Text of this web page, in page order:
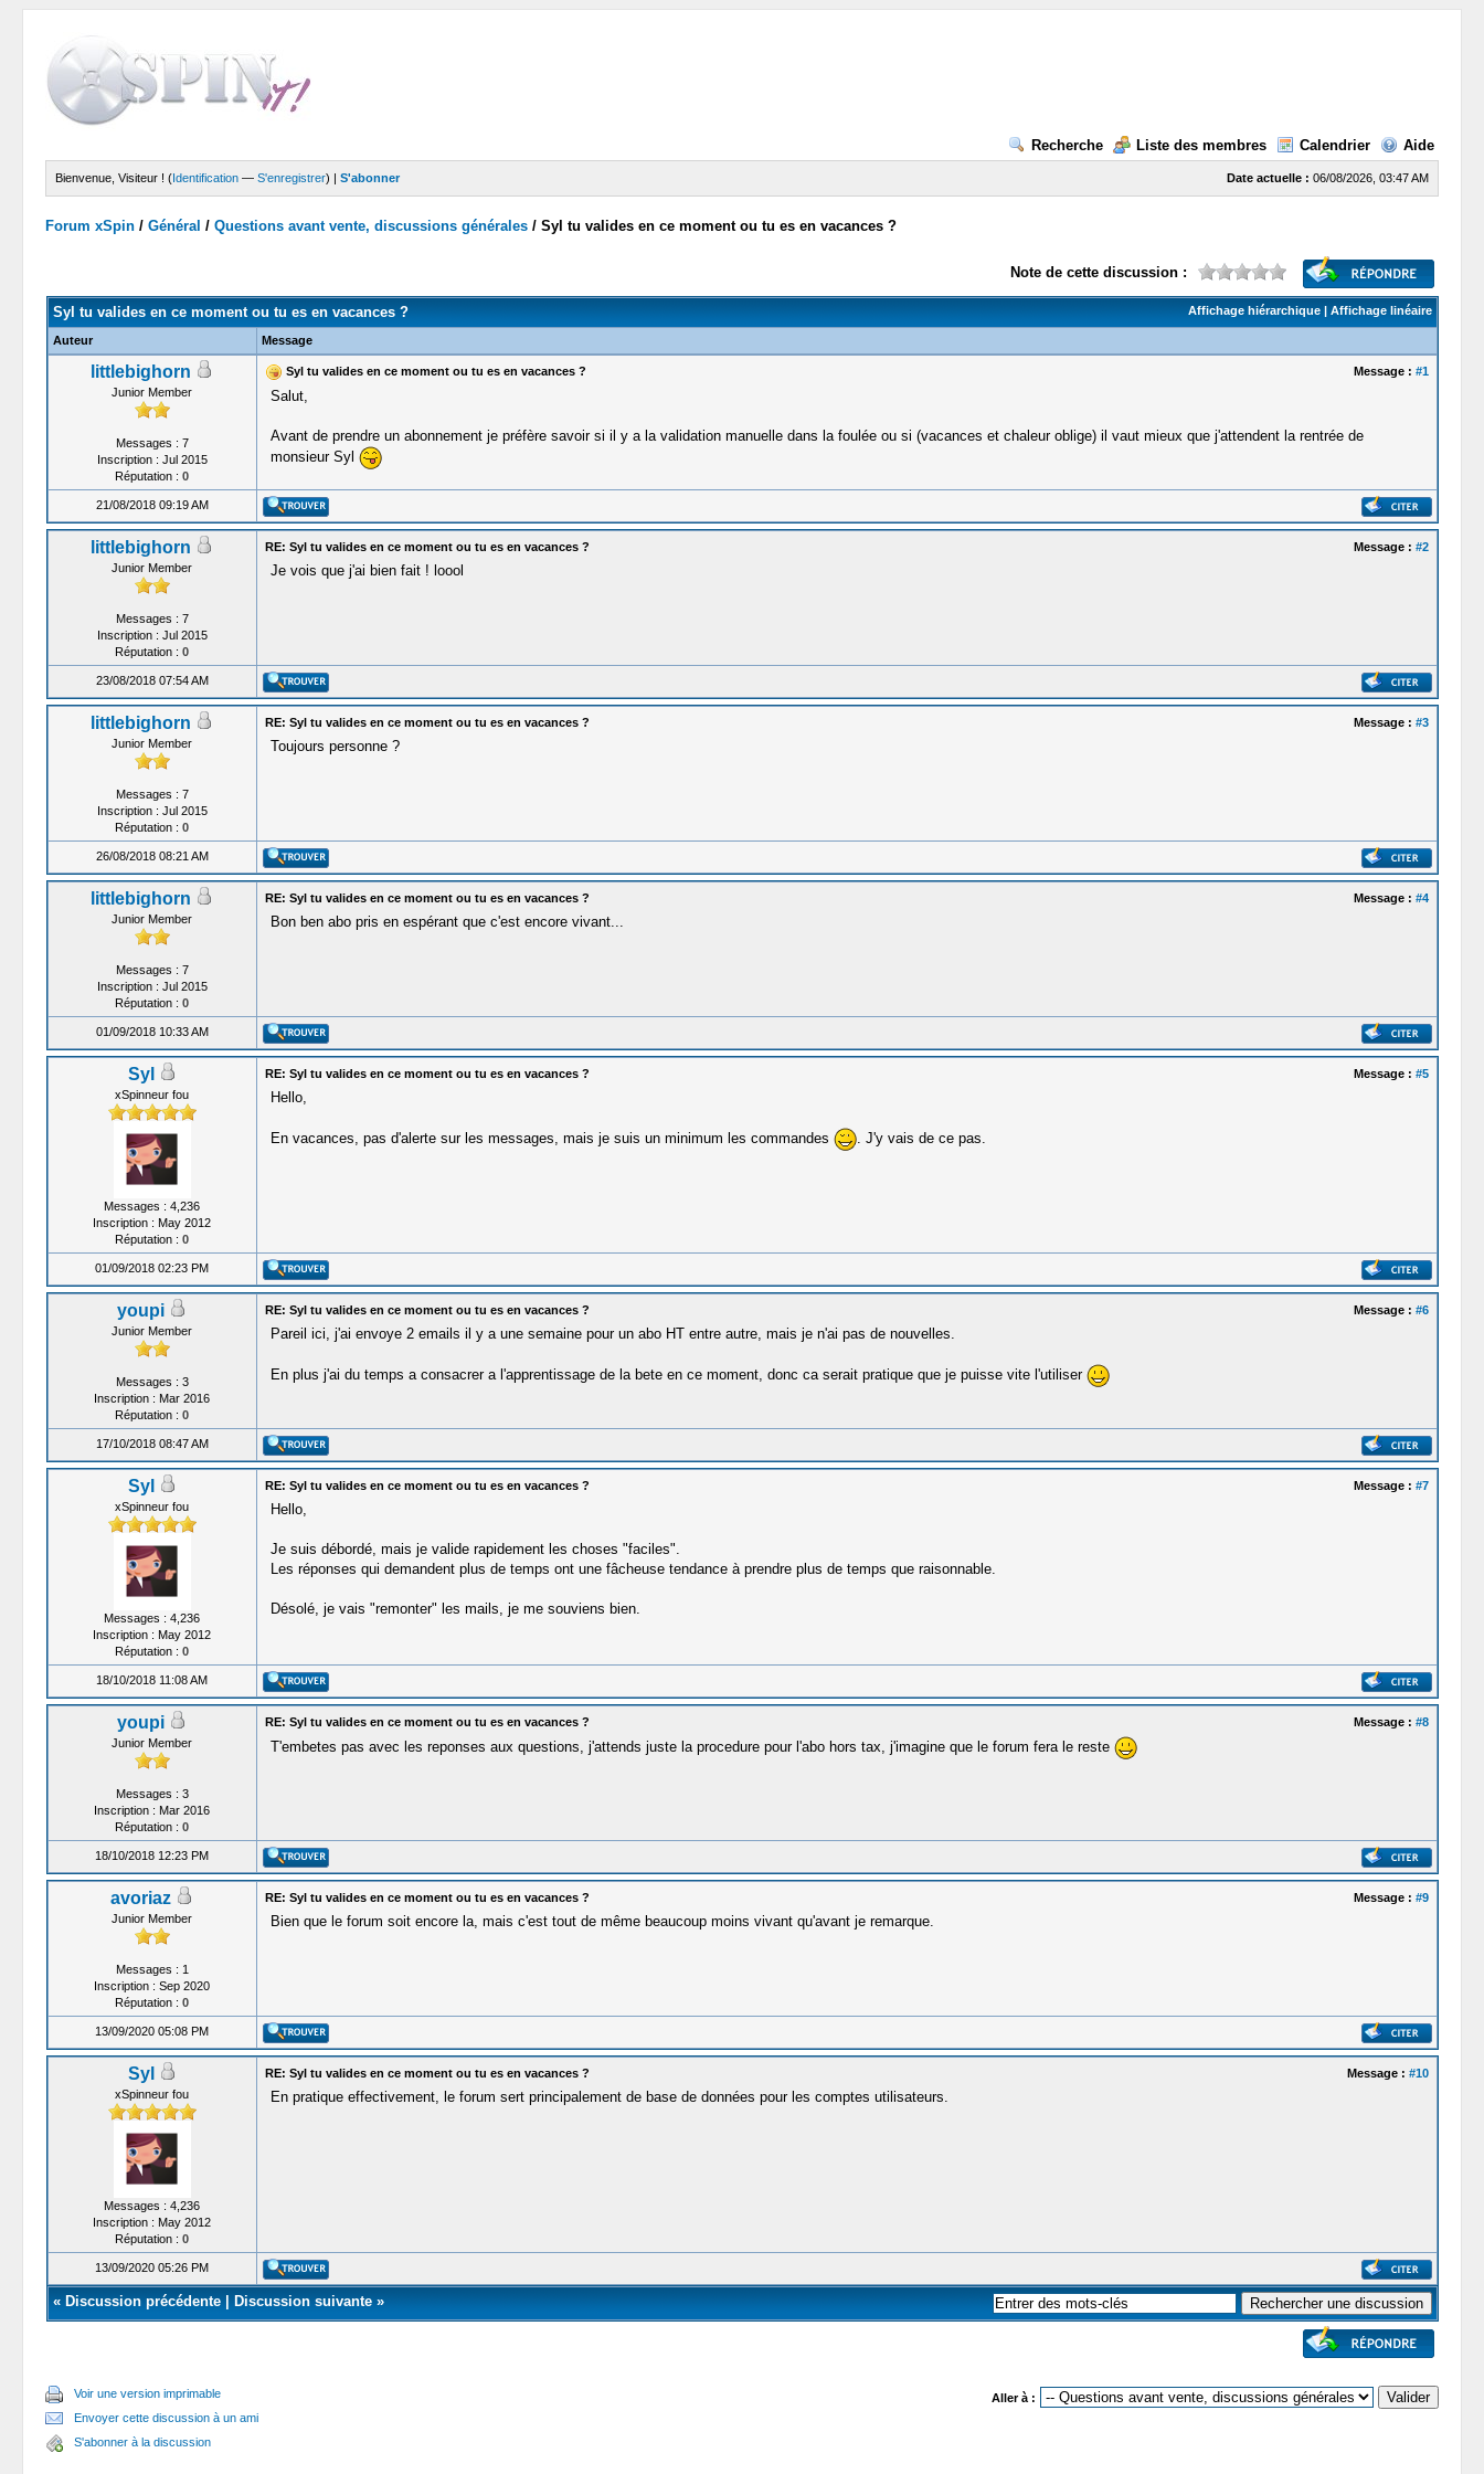
Recherche Liste des membres Calendrier Aide
Date actuelle : 06/08/2026, 03:47 AM
Bienvenue, Visiteur ! (Identification —S'enregistrer) |S'abonner
Forum xSpin /Général /Questions avant vente, discussions générales /Syl tu valides en ce moment ou tu es en vacances ?
Note de cette discussion :
Affichage hiérarchique| Affichage linéaire
Syl tu valides en ce moment ou tu es en vacances ?
Auteur Message
littlebighorn
Junior Member
Messages : 7
Inscription : Jul 2015
Réputation : 0
Message : #1
Syl tu valides en ce moment ou tu es en vacances ?
Salut,
Avant de prendre un abonnement je préfère savoir si il y a la validation manuelle dans la foulée ou si (vacances et chaleur oblige) il vaut mieux que j'attendent la rentrée de
monsieur Syl
21/08/2018 09:19 AM
littlebighorn
Junior Member
Messages : 7
Inscription : Jul 2015
Réputation : 0
Message : #2
RE: Syl tu valides en ce moment ou tu es en vacances ?
Je vois que j'ai bien fait ! loool
23/08/2018 07:54 AM
littlebighorn
Junior Member
Messages : 7
Inscription : Jul 2015
Réputation : 0
Message : #3
RE: Syl tu valides en ce moment ou tu es en vacances ?
Toujours personne ?
26/08/2018 08:21 AM
littlebighorn
Junior Member
Messages : 7
Inscription : Jul 2015
Réputation : 0
Message : #4
RE: Syl tu valides en ce moment ou tu es en vacances ?
Bon ben abo pris en espérant que c'est encore vivant...
01/09/2018 10:33 AM
Syl
xSpinneur fou
Messages : 4,236
Inscription : May 2012
Réputation : 0
Message : #5
RE: Syl tu valides en ce moment ou tu es en vacances ?
Hello,
En vacances, pas d'alerte sur les messages, mais je suis un minimum les commandes . J'y vais de ce pas.
01/09/2018 02:23 PM
youpi
Junior Member
Messages : 3
Inscription : Mar 2016
Réputation : 0
Message : #6
RE: Syl tu valides en ce moment ou tu es en vacances ?
Pareil ici, j'ai envoye 2 emails il y a une semaine pour un abo HT entre autre, mais je n'ai pas de nouvelles.
En plus j'ai du temps a consacrer a l'apprentissage de la bete en ce moment, donc ca serait pratique que je puisse vite l'utiliser
17/10/2018 08:47 AM
Syl
xSpinneur fou
Messages : 4,236
Inscription : May 2012
Réputation : 0
Message : #7
RE: Syl tu valides en ce moment ou tu es en vacances ?
Hello,
Je suis débordé, mais je valide rapidement les choses "faciles".
Les réponses qui demandent plus de temps ont une fâcheuse tendance à prendre plus de temps que raisonnable.
Désolé, je vais "remonter" les mails, je me souviens bien.
18/10/2018 11:08 AM
youpi
Junior Member
Messages : 3
Inscription : Mar 2016
Réputation : 0
Message : #8
RE: Syl tu valides en ce moment ou tu es en vacances ?
T'embetes pas avec les reponses aux questions, j'attends juste la procedure pour l'abo hors tax, j'imagine que le forum fera le reste
18/10/2018 12:23 PM
avoriaz
Junior Member
Messages : 1
Inscription : Sep 2020
Réputation : 0
Message : #9
RE: Syl tu valides en ce moment ou tu es en vacances ?
Bien que le forum soit encore la, mais c'est tout de même beaucoup moins vivant qu'avant je remarque.
13/09/2020 05:08 PM
Syl
xSpinneur fou
Messages : 4,236
Inscription : May 2012
Réputation : 0
Message : #10
RE: Syl tu valides en ce moment ou tu es en vacances ?
En pratique effectivement, le forum sert principalement de base de données pour les comptes utilisateurs.
13/09/2020 05:26 PM
« Discussion précédente| Discussion suivante»
Voir une version imprimable
Envoyer cette discussion à un ami
S'abonner à la discussion
Aller à :